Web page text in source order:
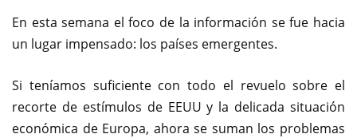
En esta semana el foco de la información se fue hacia
un lugar impensado: los países emergentes.
Si teníamos suficiente con todo el revuelo sobre el
recorte de estímulos de EEUU y la delicada situación
económica de Europa, ahora se suman los problemas